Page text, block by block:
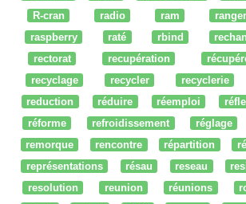
R-cran
radio ram
raspberry
raté rbind
rectorat
recupération
recyclage
recycler recyclerie
reduction
réduire réemploi
réforme
refroidissement réglage
remorque
rencontre répartition
représentations
résau reseau
resolution
reunion réunions